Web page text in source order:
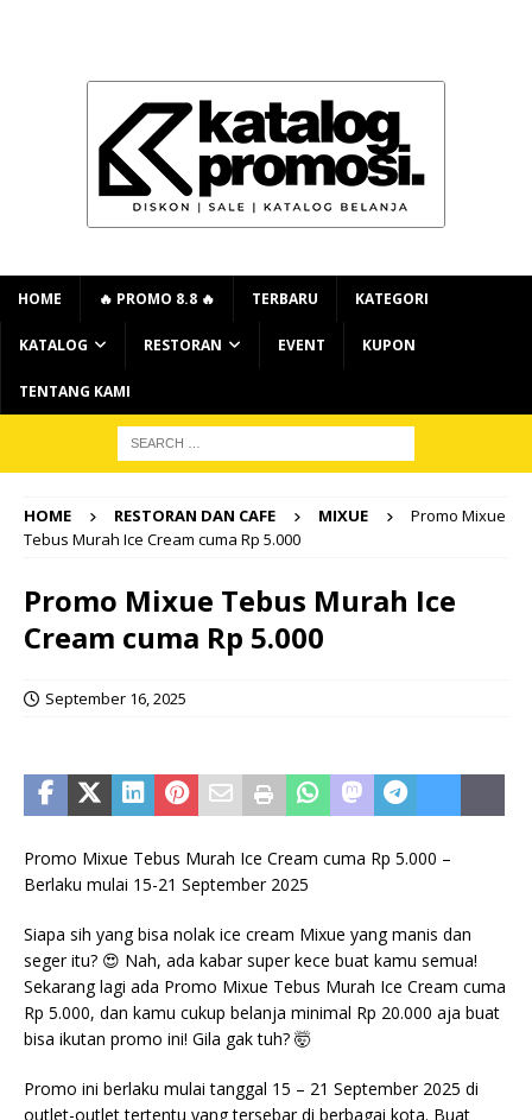
HOME 🔥 PROMO 8.8 🔥 TERBARU KATEGORI
KATALOG RESTORAN EVENT KUPON
TENTANG KAMI
HOME RESTORAN DAN CAFE MIXUE
Promo Mixue
Tebus Murah Ice Cream cuma Rp 5.000
Promo Mixue Tebus Murah Ice
Cream cuma Rp 5.000
September 16, 2025
Promo Mixue Tebus Murah Ice Cream cuma Rp 5.000 –
Berlaku mulai 15-21 September 2025
Siapa sih yang bisa nolak ice cream Mixue yang manis dan
seger itu? 😍 Nah, ada kabar super kece buat kamu semua!
Sekarang lagi ada Promo Mixue Tebus Murah Ice Cream cuma
Rp 5.000, dan kamu cukup belanja minimal Rp 20.000 aja buat
bisa ikutan promo ini! Gila gak tuh? 🤯
Promo ini berlaku mulai tanggal 15 – 21 September 2025 di
outlet-outlet tertentu yang tersebar di berbagai kota. Buat